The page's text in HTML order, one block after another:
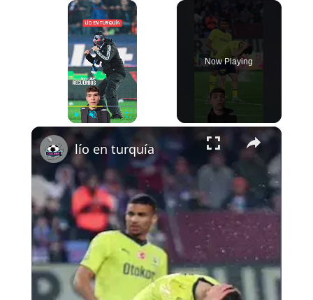
×
Now Playing
×
lío en turquía